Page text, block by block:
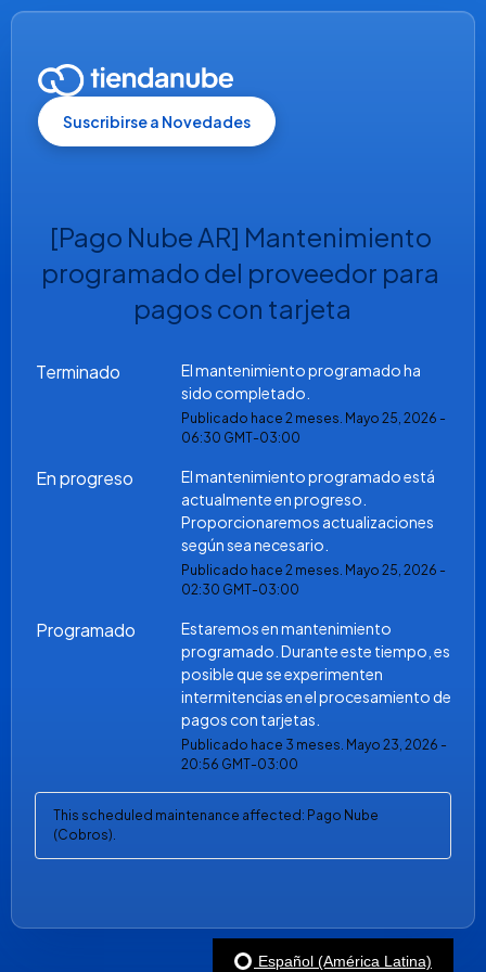
Suscribirse a Novedades
[Pago Nube AR] Mantenimiento
programado del proveedor para
pagos con tarjeta
Terminado
El mantenimiento programado ha
sido completado.
Publicado hace 2meses. Mayo 25, 2026 -
06:30 GMT-03:00
En progreso
El mantenimiento programado está
actualmente en progreso.
Proporcionaremos actualizaciones
según sea necesario.
Publicado hace 2meses. Mayo 25, 2026 -
02:30 GMT-03:00
Programado
Estaremos en mantenimiento
programado. Durante este tiempo, es
posible que se experimenten
intermitencias en el procesamiento de
pagos con tarjetas.
Publicado hace 3 meses. Mayo 23, 2026 -
20:56 GMT-03:00
This scheduled maintenance affected: Pago Nube
(Cobros).
Español (América Latina)